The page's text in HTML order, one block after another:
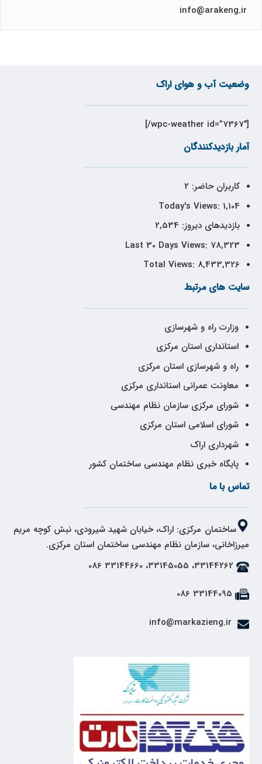
وضعیت آب و هوای اراک
[wpc-weather id=”7367″/]
آمار بازدیدکنندگان
کاربران حاضر: 2
Today's Views: 1,104
بازدیدهای دیروز: 2,534
Last 30 Days Views: 78,323
Total Views: 8,433,326
سایت های مرتبط
وزارت راه و شهرسازی
استانداری استان مرکزی
راه و شهرسازی استان مرکزی
معاونت عمرانی استانداری مرکزی
شورای مرکزی سازمان نظام مهندسی
شورای اسلامی استان مرکزی
شهرداری اراک
پایگاه خبری نظام مهندسی ساختمان کشور
تماس با ما
ساختمان مرکزی: اراک، خیابان شهید شیرودی، نبش کوچه مریم
میرزاخانی، سازمان نظام مهندسی ساختمان استان مرکزی.
33144262، 33145055، 33144660 086
33144095 086